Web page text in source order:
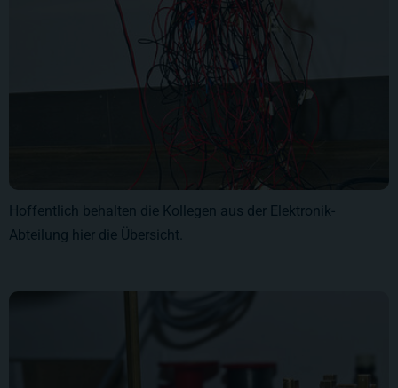
Hoffentlich behalten die Kollegen aus der Elektronik-
Abteilung hier die Übersicht.